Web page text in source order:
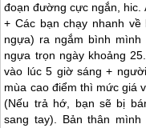
đoạn đường cực ngắn, hic.
+ Các bạn chạy nhanh
ngựa) ra ngắm bình
ngựa trọn ngày khoảng
vào lúc 5 giờ sáng +
mùa cao điểm thì mức giá
(Nếu trả hớ, bạn sẽ bị
sang tay). Bản thân